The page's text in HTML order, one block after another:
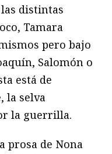
distintas
Tamara
pero bajo
Salomón o
está de
la selva
la guerrilla.
prosa de Nona